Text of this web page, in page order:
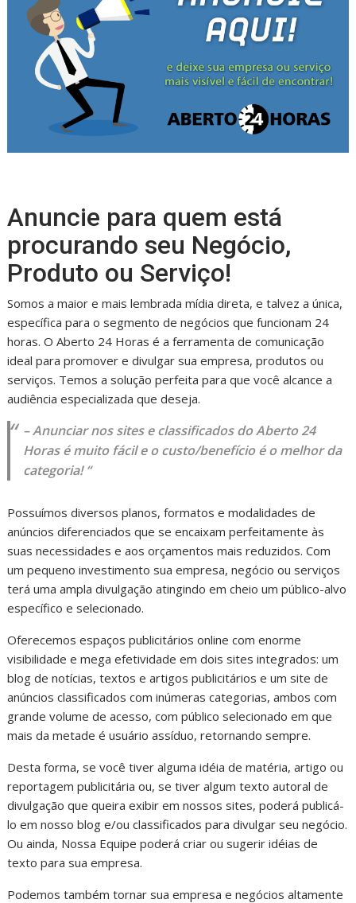
Anuncie para quem está
procurando seu Negócio,
Produto ou Serviço!
Somos a maior e mais lembrada mídia direta, e talvez a única,
específica para o segmento de negócios que funcionam 24
horas. O Aberto 24 Horas é a ferramenta de comunicação
ideal para promover e divulgar sua empresa, produtos ou
serviços. Temos a solução perfeita para que você alcance a
audiência especializada que deseja.
– Anunciar nos sites e classificados do Aberto 24
Horas é muito fácil e o custo/benefício é o melhor da
categoria! “
Possuímos diversos planos, formatos e modalidades de
anúncios diferenciados que se encaixam perfeitamente às
suas necessidades e aos orçamentos mais reduzidos. Com
um pequeno investimento sua empresa, negócio ou serviços
terá uma ampla divulgação atingindo em cheio um público-alvo
específico e selecionado.
Oferecemos espaços publicitários online com enorme
visibilidade e mega efetividade em dois sites integrados: um
blog de notícias, textos e artigos publicitários e um site de
anúncios classificados com inúmeras categorias, ambos com
grande volume de acesso, com público selecionado em que
mais da metade é usuário assíduo, retornando sempre.
Desta forma, se você tiver alguma idéia de matéria, artigo ou
reportagem publicitária ou, se tiver algum texto autoral de
divulgação que queira exibir em nossos sites, poderá publicá-
lo em nosso blog e/ou classificados para divulgar seu negócio.
Ou ainda, Nossa Equipe poderá criar ou sugerir idéias de
texto para sua empresa.
Podemos também tornar sua empresa e negócios altamente